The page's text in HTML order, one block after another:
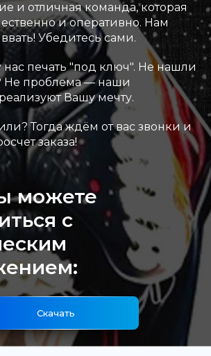
и отличная команда, которая
и оперативно. Нам
Убедитесь сами.
нас печать "под ключ". Не нашли
Не проблема — наши
Вашу мечту.
Тогда ждём от вас звонки и
заказа!
можете
с
Скачать